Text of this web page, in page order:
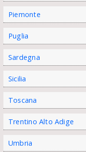
Piemonte
Puglia
Sardegna
Sicilia
Toscana
Trentino Alto Adige
Umbria